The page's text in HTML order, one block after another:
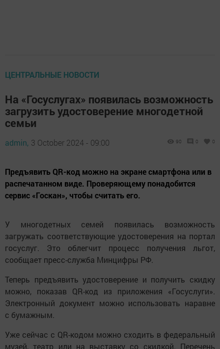
ЦЕНТРАЛЬНЫЕ НОВОСТИ
На «Госуслугах» появилась возможность
загрузить удостоверение многодетной
семьи
admin, 3 October 2024 - 09:00 90 0 0
Предъявить QR-код можно на экране смартфона или в
распечатанном виде. Проверяющему понадобится
сервис «Госкан», чтобы считать его.
У многодетных семей появилась возможность
загружать соответствующие удостоверения на портал
госуслуг. Это облегчит процесс получения льгот,
сообщает пресс-служба Минцифры РФ.
Теперь предъявить удостоверение и получить скидку
можно, показав QR-код из приложения «Госуслуги».
Электронный документ можно использовать наравне
с бумажным.
Уже сейчас с QR-кодом можно сходить в федеральный
музей, театр или на выставку со скидкой. Перечень